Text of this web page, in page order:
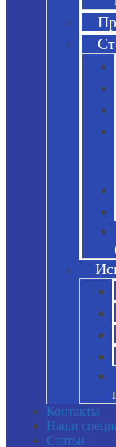
Контакты
Наши
Статьи